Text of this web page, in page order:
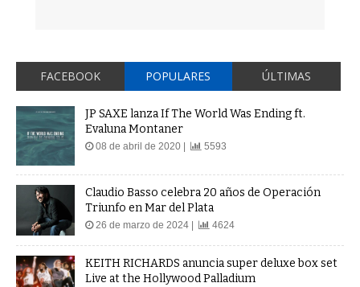
FACEBOOK POPULARES ÚLTIMAS
JP SAXE lanza If The World Was Ending ft.
Evaluna Montaner
08 de abril de 2020 | 5593
Claudio Basso celebra 20 años de Operación
Triunfo en Mar del Plata
26 de marzo de 2024 | 4624
KEITH RICHARDS anuncia super deluxe box set
Live at the Hollywood Palladium